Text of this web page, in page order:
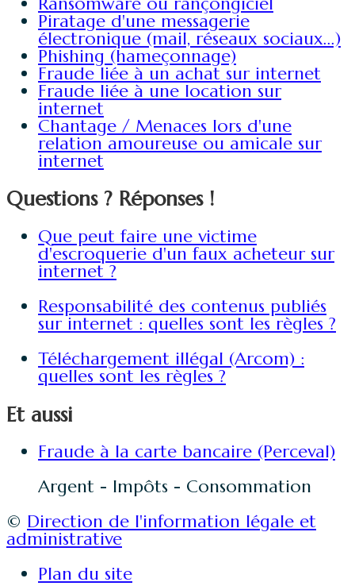
Piratage d'une messagerie
électronique (mail, réseaux sociaux...)
Phishing (hameçonnage)
Fraude liée à un achat sur internet
Fraude liée à une location sur
internet
Chantage / Menaces lors d'une
relation amoureuse ou amicale sur
internet
Questions ? Réponses !
Que peut faire une victime
d'escroquerie d'un faux acheteur sur
internet ?
Responsabilité des contenus publiés
sur internet : quelles sont les règles ?
Téléchargement illégal (Arcom) :
quelles sont les règles ?
Et aussi
Fraude à la carte bancaire (Perceval)
Argent - Impôts - Consommation
© Direction de l'information légale et
administrative
Plan du site